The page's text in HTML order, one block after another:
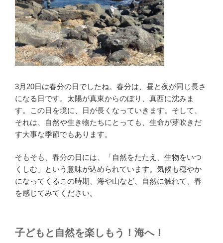
3月20日は春分の日でしたね。春分は、昼と夜が同じ長さ
になる日です。太陽が真東からのぼり、真西に沈みま
す。この日を境に、日が長くなっていきます。そして、
それは、自然や生き物たちにとっても、生命が芽吹きだ
す大事な季節でもあります。
そもそも、春分の日には、「自然をたたえ、生物をいつ
くしむ」という意味が込められています。気候も穏やか
になってくるこの時期、海や山など、自然に触れて、春
を感じてみてください。
子どもと自然を楽しもう！海へ！